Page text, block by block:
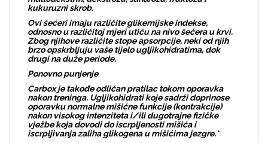
kukuruzni skrob.
Ovi šećeri imaju različite glikemijske indekse,
odnosno u različitoj mjeri utiču na nivo šećera u krvi.
Zbog njihove različite stope apsorpcije, neki od njih
brzo opskrbljuju vaše tijelo ugljikohidratima, dok
drugi na duže periode.
Ponovno punjenje
Carbox je takođe odličan pratilac tokom oporavka
nakon treninga. Ugljikohidrati koje sadrži doprinose
oporavku normalne mišićne funkcije (kontrakcije)
nakon visokog intenziteta i/ili dugotrajne fizičke
vježbe koja dovodi do iscrpljenosti mišića i
iscrpljivanja zaliha glikogena u mišićima jezgre.*